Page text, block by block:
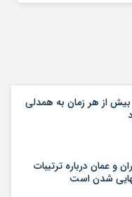
بیش از هر زمان به همدلی
و عمان درباره ترتیبات
شدن است